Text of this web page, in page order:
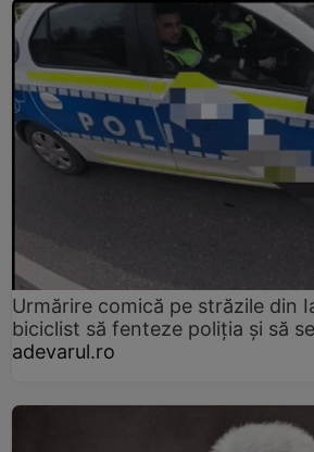
Urmărire comică pe străzile din
biciclist să fenteze poliția și să
adevarul.ro